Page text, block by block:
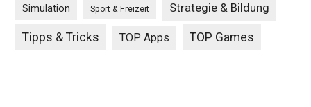
Simulation Sport & Freizeit Strategie & Bildung
Tipps & Tricks TOP Apps TOP Games